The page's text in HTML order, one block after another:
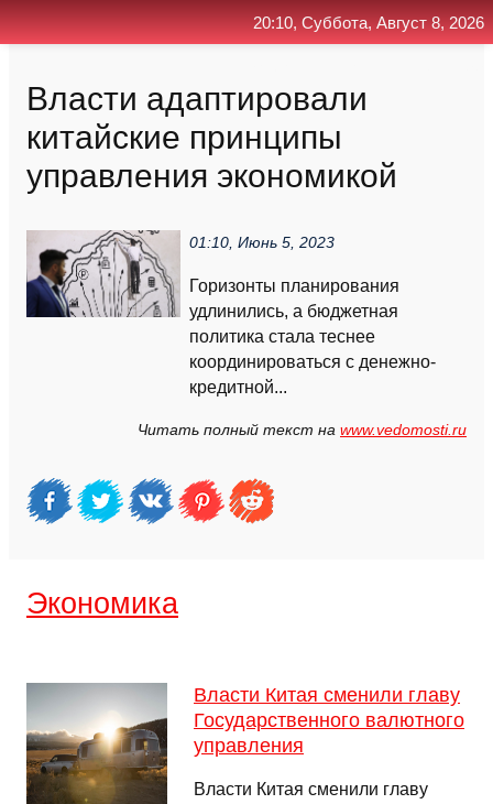
Власти адаптировали
китайские принципы
управления экономикой
01:10, Июнь 5, 2023
Горизонты планирования
удлинились, а бюджетная
политика стала теснее
координироваться с денежно-
кредитной...
Читать полный текст на www.vedomosti.ru
Экономика
Власти Китая сменили главу
Государственного валютного
управления
Власти Китая сменили главу
20:10, Суббота, Август 8, 2026